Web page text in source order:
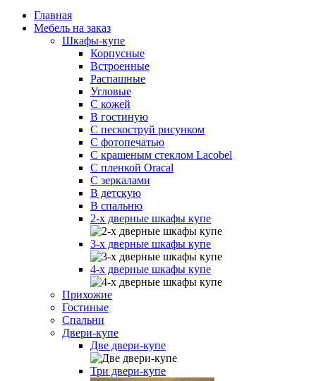
Главная
Мебель на заказ
Шкафы-купе
Корпусные
Встроенные
Распашные
Угловые
С кожей
В гостиную
С пескоструй рисунком
С фотопечатью
С крашеным стеклом Lacobel
С пленкой Oracal
С зеркалами
В детскую
В спальню
2-х дверные шкафы купе
3-х дверные шкафы купе
4-х дверные шкафы купе
Прихожие
Гостиные
Спальни
Двери-купе
Две двери-купе
Три двери-купе